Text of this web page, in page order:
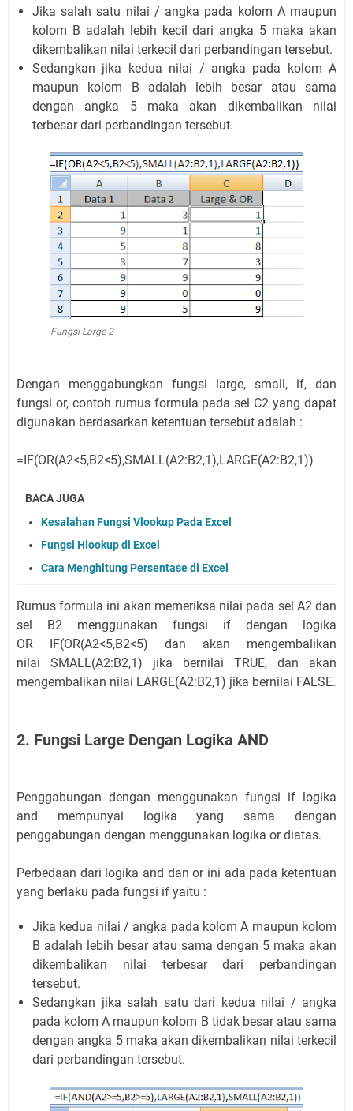
Jika salah satu nilai / angka pada kolom A maupun
kolom B adalah lebih kecil dari angka 5 maka akan
dikembalikan nilai terkecil dari perbandingan tersebut.
Sedangkan jika kedua nilai / angka pada kolom A
maupun kolom B adalah lebih besar atau sama
dengan angka 5 maka akan dikembalikan nilai
terbesar dari perbandingan tersebut.
Fungsi Large 2
Dengan menggabungkan fungsi large, small, if, dan
fungsi or, contoh rumus formula pada sel C2 yang dapat
digunakan berdasarkan ketentuan tersebut adalah :
=IF(OR(A2<5,B2<5),SMALL(A2:B2,1),LARGE(A2:B2,1))
BACA JUGA
Kesalahan Fungsi Vlookup Pada Excel
Fungsi Hlookup di Excel
Cara Menghitung Persentase di Excel
Rumus formula ini akan memeriksa nilai pada sel A2 dan
sel B2 menggunakan fungsi if dengan logika
OR
IF(OR(A2<5,B2<5) dan akan mengembalikan
nilai SMALL(A2:B2,1) jika bernilai TRUE, dan akan
mengembalikan nilai LARGE(A2:B2,1) jika bernilai FALSE.
2. Fungsi Large Dengan Logika AND
Penggabungan dengan menggunakan fungsi if logika
and mempunyai logika yang sama dengan
penggabungan dengan menggunakan logika or diatas.
Perbedaan dari logika and dan or ini ada pada ketentuan
yang berlaku pada fungsi if yaitu :
Jika kedua nilai / angka pada kolom A maupun kolom
B adalah lebih besar atau sama dengan 5 maka akan
dikembalikan nilai terbesar dari perbandingan
tersebut.
Sedangkan jika salah satu dari kedua nilai / angka
pada kolom A maupun kolom B tidak besar atau sama
dengan angka 5 maka akan dikembalikan nilai terkecil
dari perbandingan tersebut.